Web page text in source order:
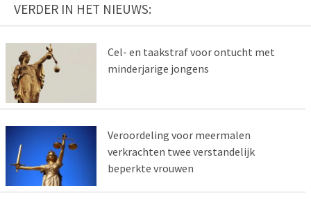
VERDER IN HET NIEUWS:
Cel- en taakstraf voor ontucht met
minderjarige jongens
Veroordeling voor meermalen
verkrachten twee verstandelijk
beperkte vrouwen